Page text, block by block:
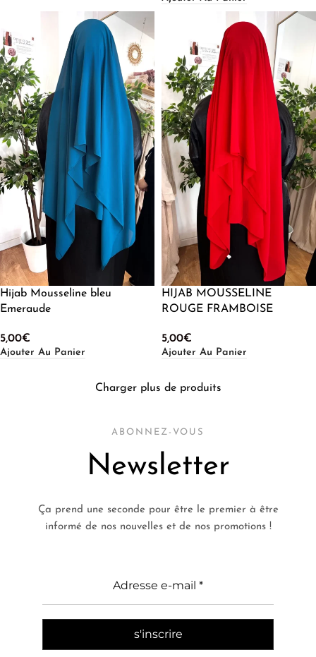
Hijab Mousseline bleu
Emeraude
5,00€
Ajouter Au Panier
HIJAB MOUSSELINE
ROUGE FRAMBOISE
5,00€
Ajouter Au Panier
Charger plus de produits
ABONNEZ-VOUS
Newsletter
Ça prend une seconde pour être le premier à être
informé de nos nouvelles et de nos promotions !